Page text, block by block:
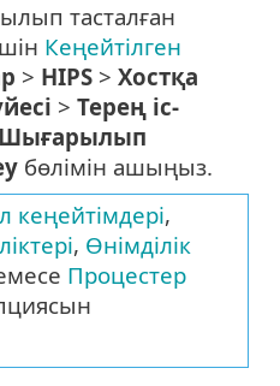
тасталған
Кеңейтілген
> HIPS > Хостқа
> Терең іс-
Шығарылып
бөлімін ашыңыз.
,
, Өнімділік
Процестер